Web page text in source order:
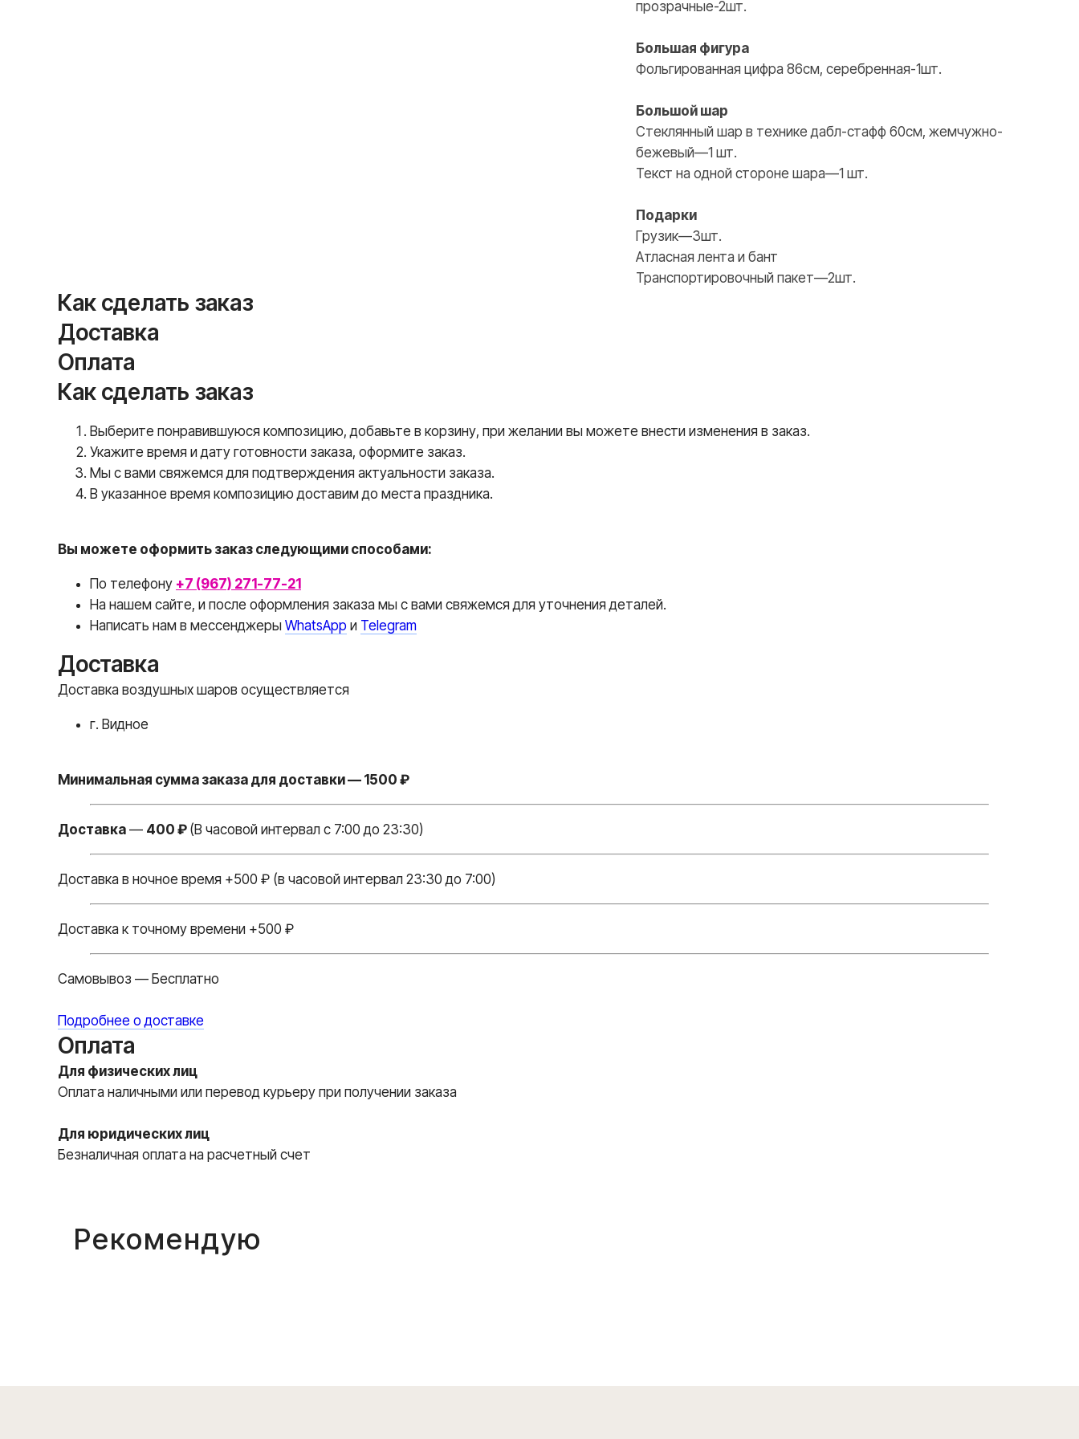
INSTAGRAM WHATSAPP
прозрачные-2шт.
Большая фигура
Фольгированная цифра 86см, серебренная-1шт.
Большой шар
Стеклянный шар в технике дабл-стафф 60см, жемчужно-
бежевый—1 шт.
Текст на одной стороне шара—1 шт.
Подарки
Грузик—3шт.
Атласная лента и бант
Транспортировочный пакет—2шт.
Как сделать заказ
Доставка
Оплата
Как сделать заказ
Выберите понравившуюся композицию, добавьте в корзину, при желании вы можете внести изменения в заказ.
Укажите время и дату готовности заказа, оформите заказ.
Мы с вами свяжемся для подтверждения актуальности заказа.
В указанное время композицию доставим до места праздника.
Вы можете оформить заказ следующими способами:
По телефону +7 (967) 271-77-21
На нашем сайте, и после оформления заказа мы с вами свяжемся для уточнения деталей.
Написать нам в месcенджеры WhatsApp и Telegram
Доставка
Доставка воздушных шаров осуществляется
г. Видное
Минимальная сумма заказа для доставки — 1500 ₽
Доставка — 400 ₽ (В часовой интервал с 7:00 до 23:30)
Доставка в ночное время +500 ₽ (в часовой интервал 23:30 до 7:00)
Доставка к точному времени +500 ₽
Самовывоз — Бесплатно
Подробнее о доставке
Оплата
Для физических лиц
Оплата наличными или перевод курьеру при получении заказа
Для юридических лиц
Безналичная оплата на расчетный счет
Рекомендую